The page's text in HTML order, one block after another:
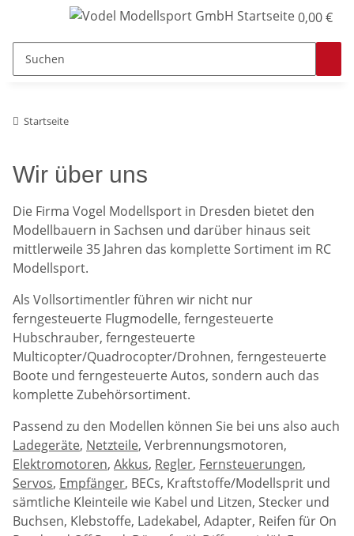
0,00 €
Startseite
Wir über uns
Die Firma Vogel Modellsport in Dresden bietet den
Modellbauern in Sachsen und darüber hinaus seit
mittlerweile 35 Jahren das komplette Sortiment im RC
Modellsport.
Als Vollsortimentler führen wir nicht nur
ferngesteuerte Flugmodelle, ferngesteuerte
Hubschrauber, ferngesteuerte
Multicopter/Quadrocopter/Drohnen, ferngesteuerte
Boote und ferngesteuerte Autos, sondern auch das
komplette Zubehörsortiment.
Passend zu den Modellen können Sie bei uns also auch
Ladegeräte, Netzteile, Verbrennungsmotoren,
Elektromotoren, Akkus, Regler, Fernsteuerungen,
Servos, Empfänger, BECs, Kraftstoffe/Modellsprit und
sämtliche Kleinteile wie Kabel und Litzen, Stecker und
Buchsen, Klebstoffe, Ladekabel, Adapter, Reifen für On